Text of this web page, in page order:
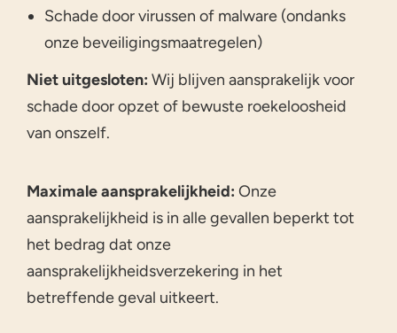
Schade door virussen of malware (ondanks
onze beveiligingsmaatregelen)
Niet uitgesloten: Wij blijven aansprakelijk voor
schade door opzet of bewuste roekeloosheid
van onszelf.
Maximale aansprakelijkheid: Onze
aansprakelijkheid is in alle gevallen beperkt tot
het bedrag dat onze
aansprakelijkheidsverzekering in het
betreffende geval uitkeert.